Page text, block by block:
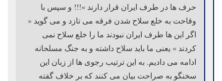
حرف ها در طرف ایران قرار دارند »!!! و سپس با
وقاحت به خلع سلاح شدن فرقه می تازد و می گوید «
اگر این ها طرف ایران نبودند ما را خلع سلاح نمی
کردند » یعنی ما باید سلاح داشته و به جنگ مسلحانه
ادامه می دادیم. به این ترتیب رجوی ها از زبان این
سخنگو به صراحت بیان می کنند که بر خلاف گفته